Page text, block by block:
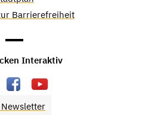
Barrierefreiheit
Interaktiv
Newsletter